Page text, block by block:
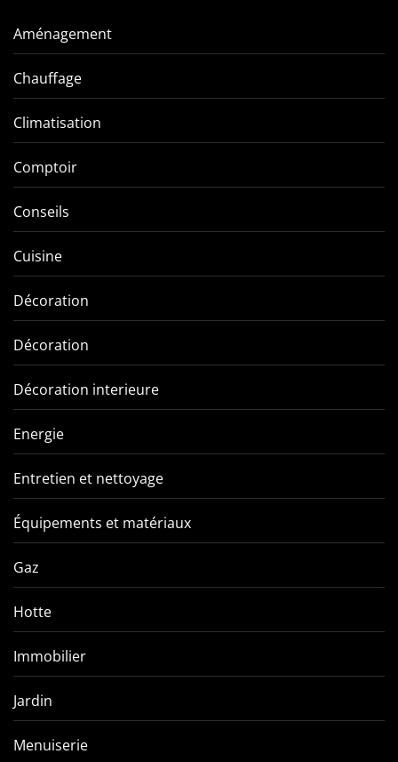
Aménagement
Chauffage
Climatisation
Comptoir
Conseils
Cuisine
Décoration
Décoration
Décoration interieure
Energie
Entretien et nettoyage
Équipements et matériaux
Gaz
Hotte
Immobilier
Jardin
Menuiserie